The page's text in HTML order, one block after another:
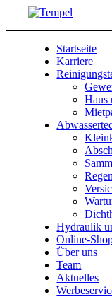
Startseite
Karriere
Haus
Hydraulik
Online-
Über uns
Team
Aktuelles